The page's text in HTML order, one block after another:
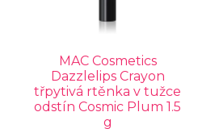
MAC Cosmetics
Dazzlelips Crayon
třpytivá rtěnka v tužce
odstín Cosmic Plum 1.5
g